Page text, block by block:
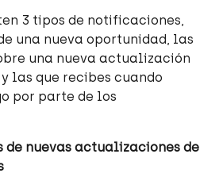
3 tipos de notificaciones,
una nueva oportunidad, las
una nueva actualización
las que recibes cuando
por parte de los
de nuevas actualizaciones de